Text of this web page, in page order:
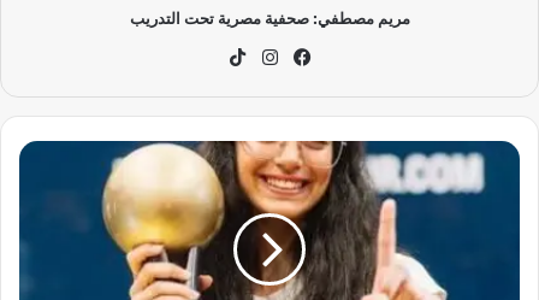
مريم مصطفي: صحفية مصرية تحت التدريب
في
وك
انس
ام
k
أ